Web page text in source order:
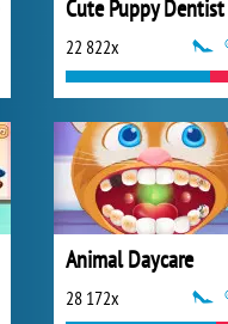
Cute Puppy Dentist
22 822x
Animal Daycare
28 172x